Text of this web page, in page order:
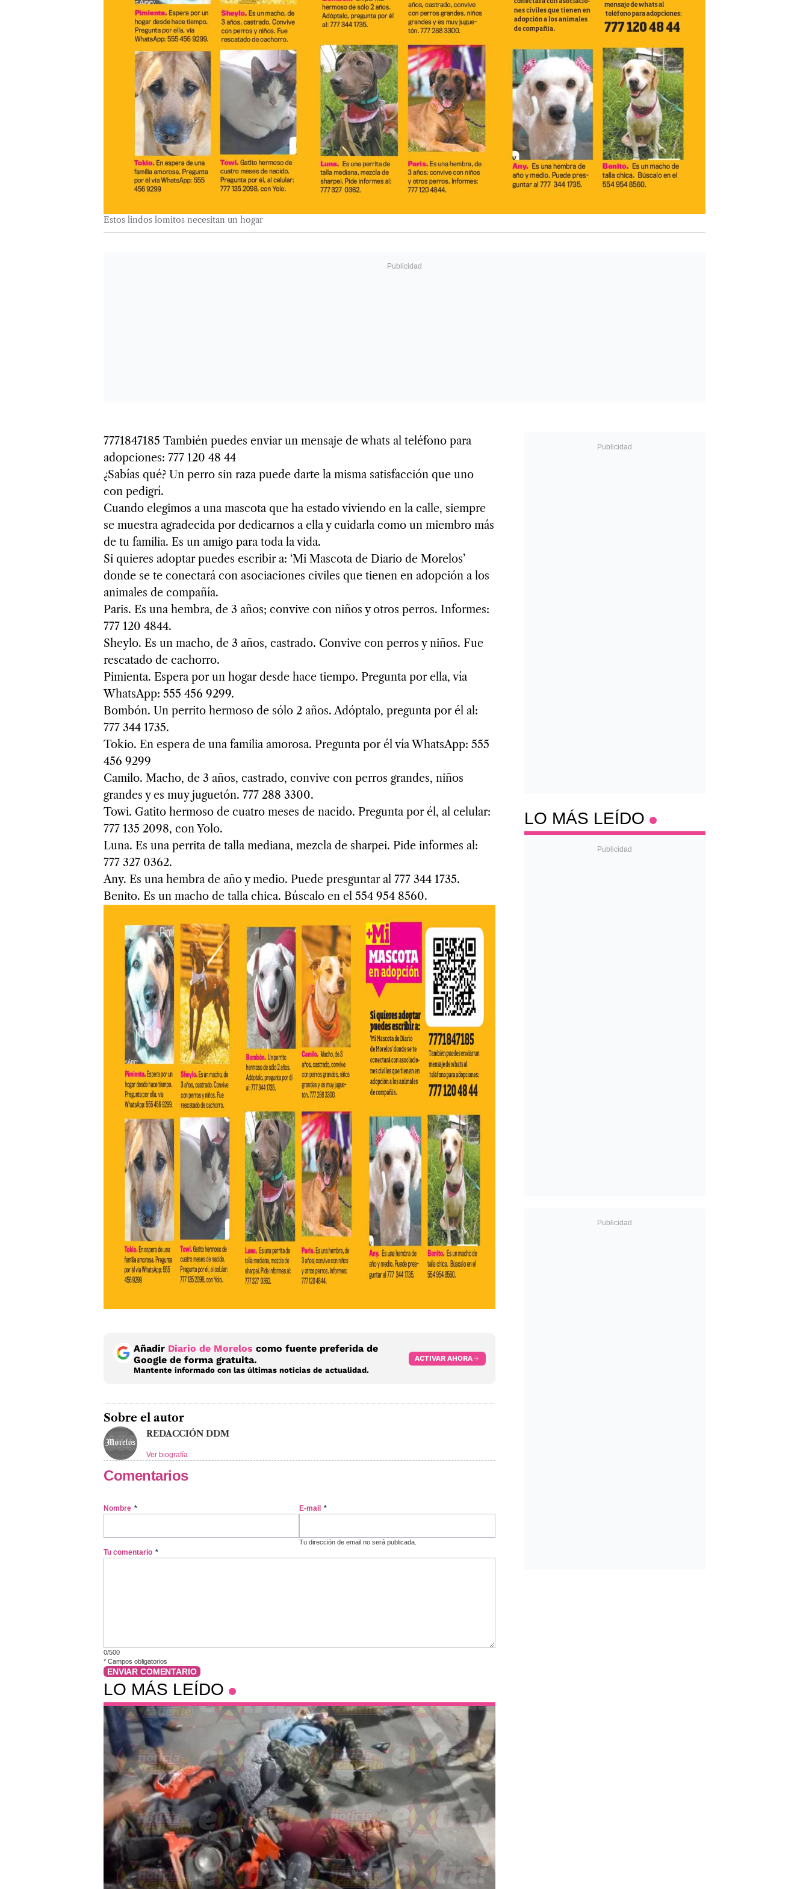
Estos lindos lomitos necesitan un hogar
7771847185 También puedes enviar un mensaje de whats al teléfono para
adopciones: 777 120 48 44
¿Sabías qué? Un perro sin raza puede darte la misma satisfacción que uno
con pedigrí.
Cuando elegimos a una mascota que ha estado viviendo en la calle, siempre
se muestra agradecida por dedicarnos a ella y cuidarla como un miembro más
de tu familia. Es un amigo para toda la vida.
Si quieres adoptar puedes escribir a: ‘Mi Mascota de Diario de Morelos’
donde se te conectará con asociaciones civiles que tienen en adopción a los
animales de compañía.
Paris. Es una hembra, de 3 años; convive con niños y otros perros. Informes:
777 120 4844.
Sheylo. Es un macho, de 3 años, castrado. Convive con perros y niños. Fue
rescatado de cachorro.
Pimienta. Espera por un hogar desde hace tiempo. Pregunta por ella, vía
WhatsApp: 555 456 9299.
Bombón. Un perrito hermoso de sólo 2 años. Adóptalo, pregunta por él al:
777 344 1735.
Tokio. En espera de una familia amorosa. Pregunta por él vía WhatsApp: 555
456 9299
Camilo. Macho, de 3 años, castrado, convive con perros grandes, niños
grandes y es muy juguetón. 777 288 3300.
Towi. Gatito hermoso de cuatro meses de nacido. Pregunta por él, al celular:
777 135 2098, con Yolo.
Luna. Es una perrita de talla mediana, mezcla de sharpei. Pide informes al:
777 327 0362.
Any. Es una hembra de año y medio. Puede presguntar al 777 344 1735.
Benito. Es un macho de talla chica. Búscalo en el 554 954 8560.
Añadir Diario de Morelos como fuente preferida de
Google de forma gratuita.
Mantente informado con las últimas noticias de actualidad.
ACTIVAR AHORA
Sobre el autor
REDACCIÓN DDM
Ver biografía
Comentarios
Nombre * E-mail *
Tu dirección de email no será publicada.
Tu comentario *
0/500
* Campos obligatorios
ENVIAR COMENTARIO
LO MÁS LEÍDO
LO MÁS LEÍDO